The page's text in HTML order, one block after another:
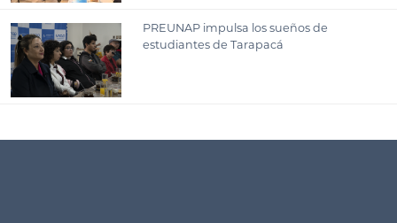
PREUNAP impulsa los sueños de
estudiantes de Tarapacá